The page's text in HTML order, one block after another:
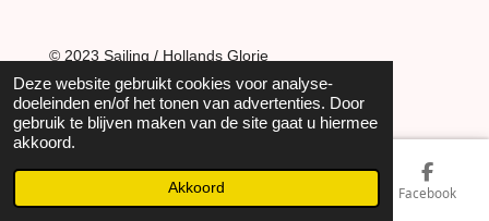
Deze website gebruikt cookies voor analyse-
doeleinden en/of het tonen van advertenties. Door
gebruik te blijven maken van de site gaat u hiermee
akkoord.
Akkoord
© 2023 Sailing / Hollands Glorie
Telefoonnummer Facebook